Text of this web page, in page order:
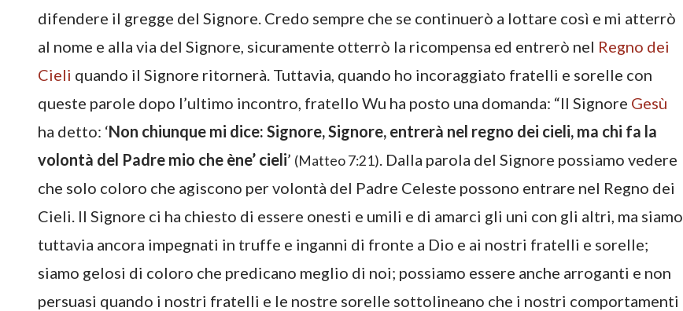
difendere il gregge del Signore. Credo sempre che se continuerò a lottare così e mi atterrò
al nome e alla via del Signore, sicuramente otterrò la ricompensa ed entrerò nel Regno dei
Cieli quando il Signore ritornerà. Tuttavia, quando ho incoraggiato fratelli e sorelle con
queste parole dopo l’ultimo incontro, fratello Wu ha posto una domanda: “Il Signore Gesù
ha detto: ‘Non chiunque mi dice: Signore, Signore, entrerà nel regno dei cieli, ma chi fa la
volontà del Padre mio che ène’ cieli’ (Matteo 7:21). Dalla parola del Signore possiamo vedere
che solo coloro che agiscono per volontà del Padre Celeste possono entrare nel Regno dei
Cieli. Il Signore ci ha chiesto di essere onesti e umili e di amarci gli uni con gli altri, ma siamo
tuttavia ancora impegnati in truffe e inganni di fronte a Dio e ai nostri fratelli e sorelle;
siamo gelosi di coloro che predicano meglio di noi; possiamo essere anche arroganti e non
persuasi quando i nostri fratelli e le nostre sorelle sottolineano che i nostri comportamenti